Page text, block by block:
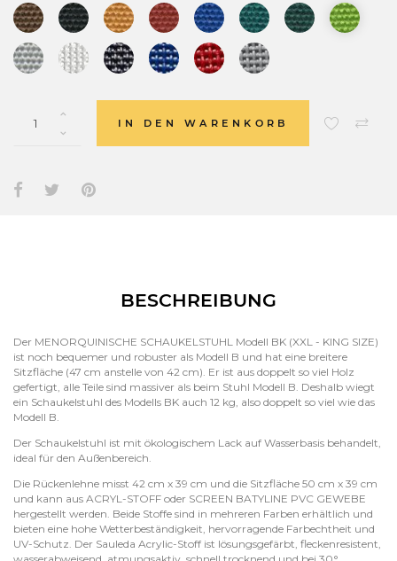
IN DEN WARENKORB
BESCHREIBUNG
Der MENORQUINISCHE SCHAUKELSTUHL Modell BK (XXL - KING SIZE)
ist noch bequemer und robuster als Modell B und hat eine breitere
Sitzfläche (47 cm anstelle von 42 cm). Er ist aus doppelt so viel Holz
gefertigt, alle Teile sind massiver als beim Stuhl Modell B. Deshalb wiegt
ein Schaukelstuhl des Modells BK auch 12 kg, also doppelt so viel wie das
Modell B.
Der Schaukelstuhl ist mit ökologischem Lack auf Wasserbasis behandelt,
ideal für den Außenbereich.
Die Rückenlehne misst 42 cm x 39 cm und die Sitzfläche 50 cm x 39 cm
und kann aus ACRYL-STOFF oder SCREEN BATYLINE PVC GEWEBE
hergestellt werden. Beide Stoffe sind in mehreren Farben erhältlich und
bieten eine hohe Wetterbeständigkeit, hervorragende Farbechtheit und
UV-Schutz. Der Sauleda Acrylic-Stoff ist lösungsgefärbt, fleckenresistent,